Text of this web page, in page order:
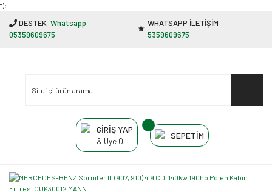
"');
DESTEK Whatsapp
05359609675
WHATSAPP İLETİŞİM
5359609675
GİRİŞ YAP
& Üye Ol
SEPETİM